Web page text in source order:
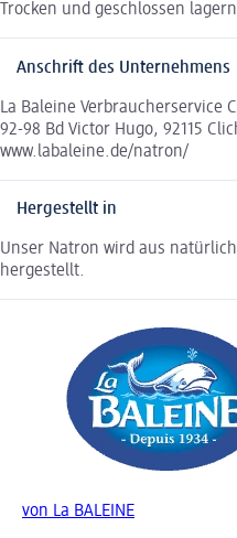
Trocken und geschlossen lagern
Anschrift des Unternehmens
La Baleine Verbraucherservice
92-98 Bd Victor Hugo, 92115
www.labaleine.de/natron/
Hergestellt in
Unser Natron wird aus
hergestellt.
von La BALEINE